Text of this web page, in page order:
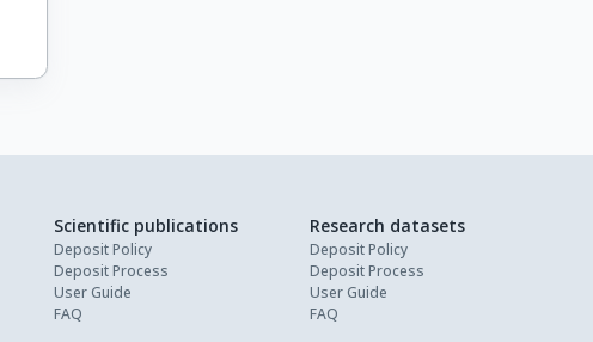
Scientific publications
Deposit Policy
Deposit Process
User Guide
FAQ
Research datasets
Deposit Policy
Deposit Process
User Guide
FAQ